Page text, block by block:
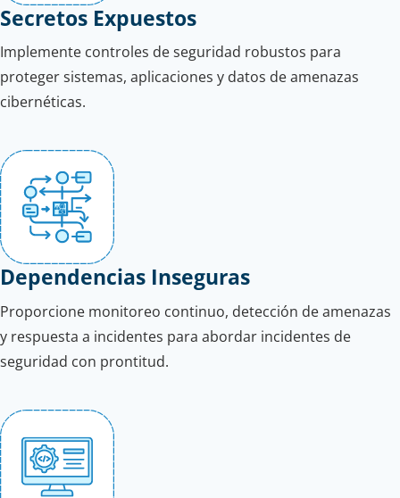
Secretos Expuestos
Implemente controles de seguridad robustos para
proteger sistemas, aplicaciones y datos de amenazas
cibernéticas.
Dependencias Inseguras
Proporcione monitoreo continuo, detección de amenazas
y respuesta a incidentes para abordar incidentes de
seguridad con prontitud.